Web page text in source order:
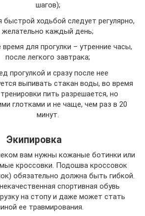
шагов);
быстрой ходьбой следует регулярно,
желательно каждый день;
время для прогулки – утренние часы,
после легкого завтрака;
прогулкой и сразу после нее
выпивать стакан воды, во время
пить разрешается, но
глотками и не чаще, чем раз в 20
минут.
Экипировка
вам нужны кожаные ботинки или
кроссовки. Подошва кроссовок
обязательно должна быть гибкой.
спортивная обувь
на стопу и даже может стать
ее травмирования.